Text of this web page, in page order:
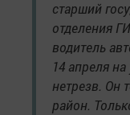
старший
отделения
водитель
14 апреля
нетрезв. Он
район.